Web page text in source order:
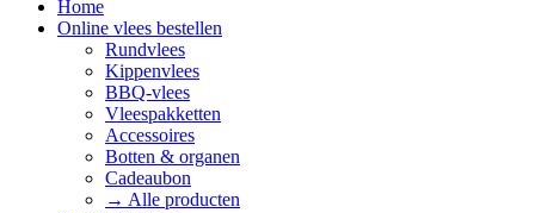
Home
Online vlees bestellen
Rundvlees
Kippenvlees
BBQ-vlees
Vleespakketten
Accessoires
Botten & organen
Cadeaubon
→ Alle producten